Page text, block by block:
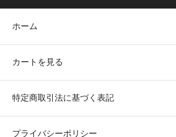
ホーム
カートを見る
特定商取引法に基づく表記
プライバシーポリシー